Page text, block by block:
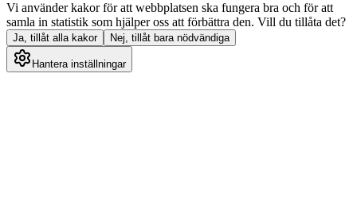
Vi använder kakor för att webbplatsen ska fungera bra och för att
samla in statistik som hjälper oss att förbättra den. Vill du tillåta det?
Ja, tillåt alla kakor Nej, tillåt bara nödvändiga
Hantera inställningar